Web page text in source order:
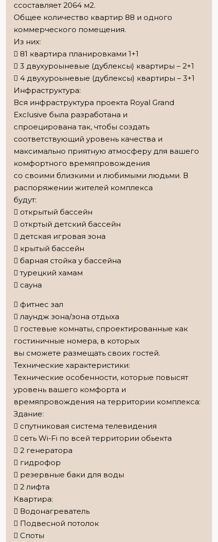
ссоставляет 2064 м2.
Общее количество квартир 88 и одного
коммерческого помещения.
Из них:
 81 квартира планировками 1+1
 3 двухуроыневые (дублексы) квартиры – 2+1
 4 двухуроыневые (дублексы) квартиры – 3+1
Инфраструктура:
Вся инфраструктура проекта Royal Grand
Exclusive была разработана и
спроецирована так, чтобы создать
соответствующий уровень качества и
максимально приятную атмосферу для вашего
комфортного времяпровождения
со своими близкими и любимыми людьми. В
распоряжении жителей комплекса
будут:
 открытый бассейн
 откртый детский бассейн
 детская игровая зона
 крытый бассейн
 барная стойка у бассейна
 турецкий хамам
 сауна
 фитнес зал
 лаундж зона/зона отдыха
 гостевые комнаты, спроектированные как
гостиничные номера, в которых
вы сможете размещать своих гостей.
Технические характеристики:
Технические особенности, которые повысят
уровень вашего комфорта и
времяпровождения на территории комплекса:
Здание:
 спутниковая система телевидения
 сеть Wi-Fi по всей территории обьекта
 2 генератора
 гидрофор
 резервные баки для воды
 2 лифта
Квартира:
 Водонагреватель
 Подвесной потолок
 Споты